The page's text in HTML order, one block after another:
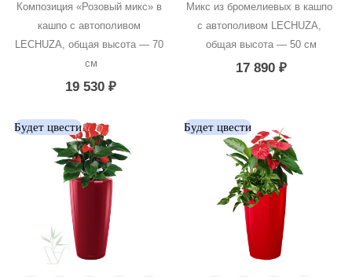
Композиция «Розовый микс» в
кашпо с автополивом
LECHUZA, общая высота — 70
см
19 530₽
Микс из бромелиевых в кашпо
с автополивом LECHUZA,
общая высота — 50 см
17 890 ₽
Будет цвести Будет цвести